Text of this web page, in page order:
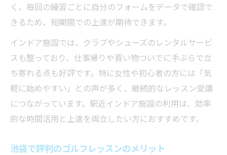
く、毎回の練習ごとに自分のフォームをデータで確認で
きるため、短期間での上達が期待できます。
インドア施設では、クラブやシューズのレンタルサービ
スも整っており、仕事帰りや買い物ついでに手ぶらで立
ち寄れる点も好評です。特に女性や初心者の方には「気
軽に始めやすい」との声が多く、継続的なレッスン受講
につながっています。駅近インドア施設の利用は、効率
的な時間活用と上達を両立したい方におすすめです。
池袋で評判のゴルフレッスンのメリット